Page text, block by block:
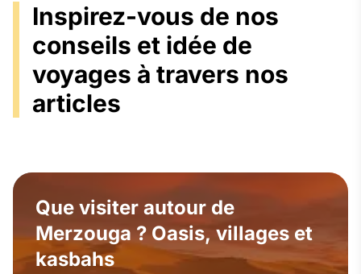
Inspirez-vous de nos
conseils et idée de
voyages à travers nos
articles
Que visiter autour de
Merzouga ? Oasis, villages et
kasbahs